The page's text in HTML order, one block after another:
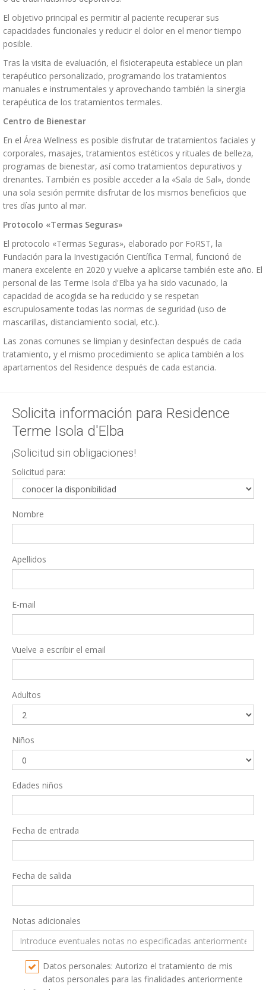
El objetivo principal es permitir al paciente recuperar sus
capacidades funcionales y reducir el dolor en el menor tiempo
posible.
Tras la visita de evaluación, el fisioterapeuta establece un plan
terapéutico personalizado, programando los tratamientos
manuales e instrumentales y aprovechando también la sinergia
terapéutica de los tratamientos termales.
Centro de Bienestar
En el Área Wellness es posible disfrutar de tratamientos faciales y
corporales, masajes, tratamientos estéticos y rituales de belleza,
programas de bienestar, así como tratamientos depurativos y
drenantes. También es posible acceder a la «Sala de Sal», donde
una sola sesión permite disfrutar de los mismos beneficios que
tres días junto al mar.
Protocolo «Termas Seguras»
El protocolo «Termas Seguras», elaborado por FoRST, la
Fundación para la Investigación Científica Termal, funcionó de
manera excelente en 2020 y vuelve a aplicarse también este año. El
personal de las Terme Isola d'Elba ya ha sido vacunado, la
capacidad de acogida se ha reducido y se respetan
escrupulosamente todas las normas de seguridad (uso de
mascarillas, distanciamiento social, etc.).
Las zonas comunes se limpian y desinfectan después de cada
tratamiento, y el mismo procedimiento se aplica también a los
apartamentos del Residence después de cada estancia.
Solicita información para Residence
Terme Isola d'Elba
¡Solicitud sin obligaciones!
Solicitud para:
Nombre
Apellidos
E-mail
Vuelve a escribir el email
Adultos
Niños
Edades niños
Fecha de entrada
Fecha de salida
Notas adicionales
Datos personales: Autorizo el tratamiento de mis
datos personales para las finalidades anteriormente